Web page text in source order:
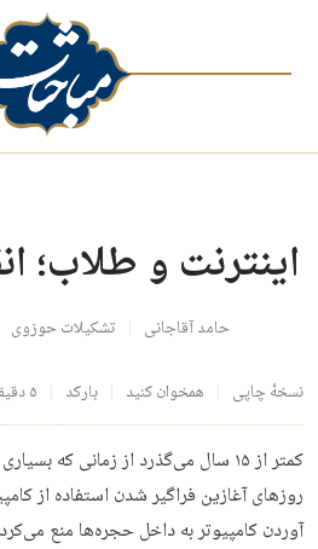
اینترنت و طلاب؛ انقلاب
حامد آقاجانی تشکیلات حوزوی
نسخهٔ چاپی همخوان کنید بارکد ۵ دقیقه
کمتر از ۱۵ سال می‌گذرد از زمانی که
روزهای آغازین فراگیر شدن استفاده از
آوردن کامپیوتر به داخل حجره‌ها منع